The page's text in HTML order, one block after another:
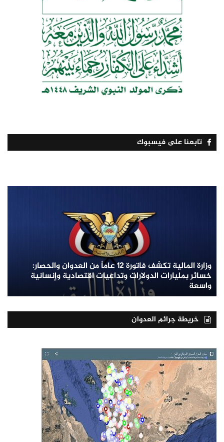
تابعنا على فيسبوك
وزارة المالية تكشف فاتورة 12 عاماً من العدوان والحصار:
خسائر بمليارات الدولارات وتداعيات اقتصادية وإنسانية
واسعة
خريطة جرائم العدوان